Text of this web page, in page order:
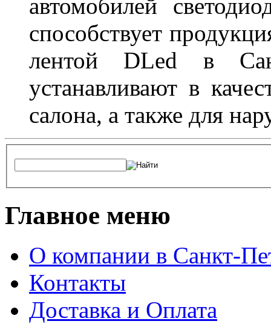
автомобилей
способствует
лентой DLed в
устанавливают в
салона, а также для
Главное меню
О компании в Санкт-
Контакты
Доставка и Оплата